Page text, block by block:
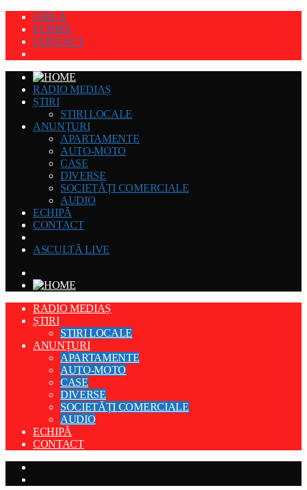
GRILĂ
ECHIPĂ
CONTACT
RADIO MEDIAȘ
ȘTIRI
STIRI LOCALE
ANUNȚURI
APARTAMENTE
AUTO-MOTO
CASE
DIVERSE
SOCIETĂȚI COMERCIALE
AUDIO
ECHIPĂ
CONTACT
ASCULTĂ LIVE
RADIO MEDIAȘ
ȘTIRI
STIRI LOCALE
ANUNȚURI
APARTAMENTE
AUTO-MOTO
CASE
DIVERSE
SOCIETĂȚI COMERCIALE
AUDIO
ECHIPĂ
CONTACT